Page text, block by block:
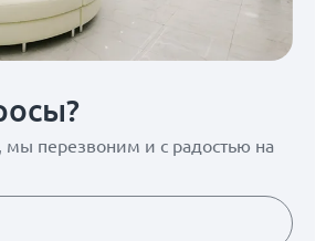
мы перезвоним и с радостью на